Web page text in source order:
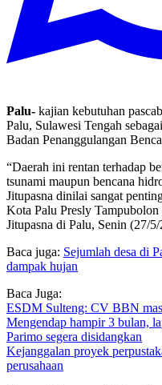
Palu- kajian kebutuhan
Palu, Sulawesi Tengah
Badan Penanggulangan
“Daerah ini rentan terhadap
tsunami maupun bencana
Jitupasna dinilai sangat
Kota Palu Presly Tampubolon
Jitupasna di Palu, Senin (27/
Baca juga: Sejumlah desa di
dampak hujan
Baca Juga:
ESDM Sulteng: CV BBN
Mengendap hampir 3 bulan,
Parimo segera disidangkan
Kejanggalan proyek
perusahaan